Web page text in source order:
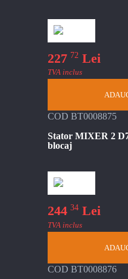
227 72 Lei
TVA inclus
COD BT0008875
Stator MIXER 2
blocaj
244 34 Lei
TVA inclus
COD BT0008876